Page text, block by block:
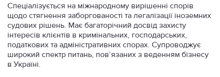
Спеціалізується на міжнародному вирішенні спорів
щодо стягнення заборгованості та легалізації іноземних
судових рішень. Має багаторічний досвід захисту
інтересів клієнтів в кримінальних, господарських,
податкових та адміністративних спорах. Супроводжує
широкий спектр питань, пов’язаних з веденням бізнесу
в Україні.